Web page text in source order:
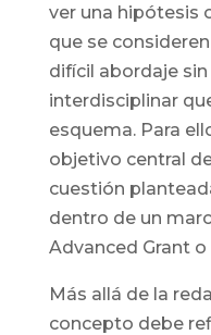
ver una hipótesis
que se
difícil abordaje
interdisciplinar
esquema. Para
objetivo central
cuestión
dentro de un
Advanced Grant
Más allá de la
concepto debe